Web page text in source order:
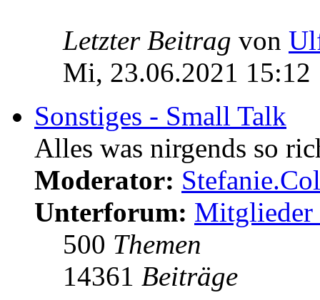
Letzter Beitrag von
Mi, 23.06.2021 15:12
Sonstiges - Small Talk
Alles was nirgends so
Moderator:
Unterforum: Mitglieder
500 Themen
14361 Beiträge